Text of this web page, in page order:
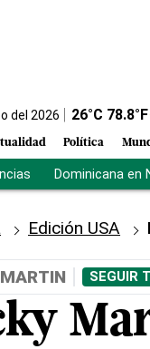
del 2026 26°C 78.8°F
Política
Dominicana en
Edición USA
SEGUIR